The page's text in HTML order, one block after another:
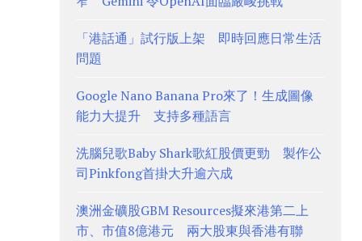
「港話通」試行版上架 即時回應日常生活
問題
Google Nano Banana Pro來了！生成圖像
能力大提升 支持多種語言
洗腦兒歌Baby Shark歌紅股價更勁 製作公
司Pinkfong首掛大升逾六成
澳洲金礦股GBM Resources擬來港第二上
市、市值8億港元 兩大股東與香港有聯